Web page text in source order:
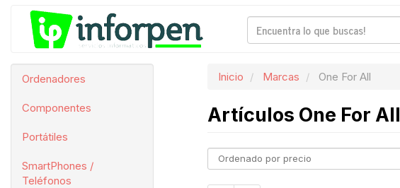
Ordenadores
Componentes
Portátiles
SmartPhones /
Teléfonos
Inicio Marcas One For All
Artículos One For All